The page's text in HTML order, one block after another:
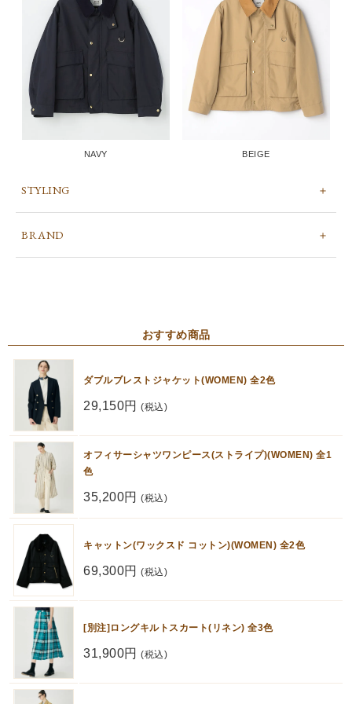
NAVY BEIGE
STYLING
BRAND
おすすめ商品
ダブルブレストジャケット(WOMEN) 全2色
29,150円 (税込)
オフィサーシャツワンピース(ストライプ)(WOMEN) 全1
色
35,200円 (税込)
キャットン(ワックスド コットン)(WOMEN) 全2色
69,300円 (税込)
[別注]ロングキルトスカート(リネン) 全3色
31,900円 (税込)